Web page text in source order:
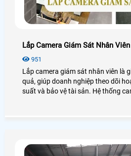
Lắp Camera Giám Sát Nhân Viên
951
Lắp camera giám sát nhân viên là
quả, giúp doanh nghiệp theo dõi
suất và bảo vệ tài sản. Hệ thống